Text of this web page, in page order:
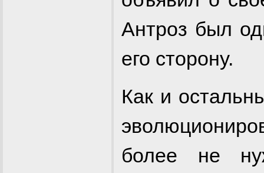
Антроз был
его сторону.
Как и
более не